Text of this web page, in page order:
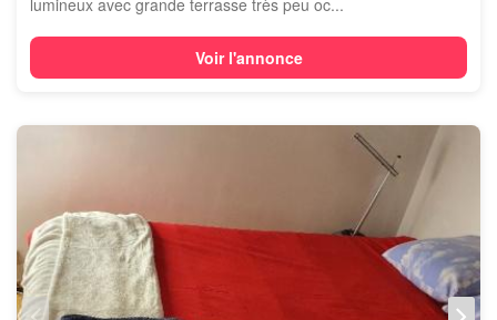
lumineux avec grande terrasse très peu oc...
Voir l'annonce